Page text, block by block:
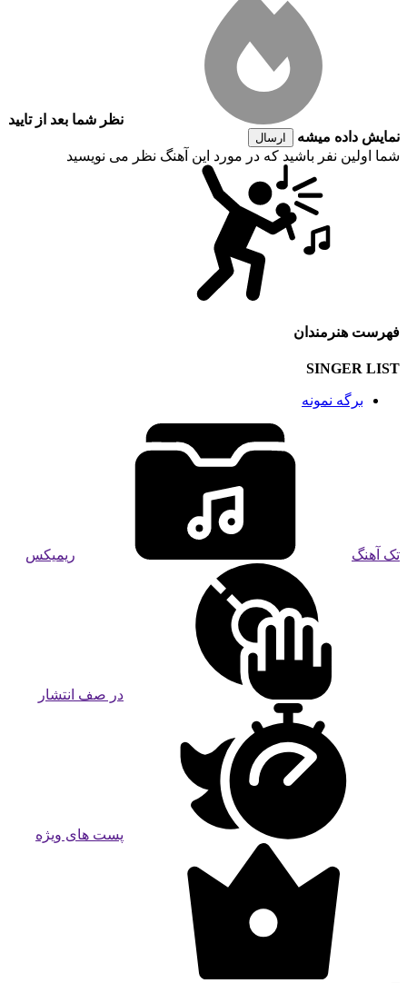
نظر شما بعد از تایید
نمایش داده میشه
ارسال
شما اولین نفر باشید که در مورد این آهنگ نظر می نویسید
فهرست هنرمندان
SINGER LIST
برگه نمونه
تک آهنگ ریمیکس
در صف انتشار
پست های ویژه